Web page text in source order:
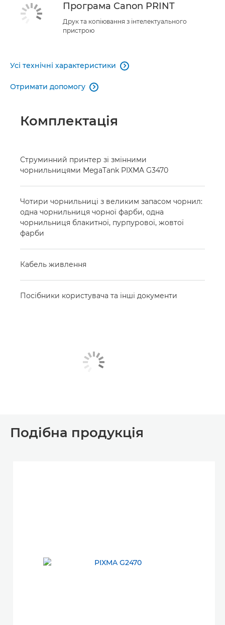
Програма Canon PRINT
Друк та копіювання з інтелектуального
пристрою
Усі технічні характеристики 
Отримати допомогу 
Комплектація
Струминний принтер зі змінними
чорнильницями MegaTank PIXMA G3470
Чотири чорнильниці з великим запасом чорнил:
одна чорнильниця чорної фарби, одна
чорнильниця блакитної, пурпурової, жовтої
фарби
Кабель живлення
Посібники користувача та інші документи
Подібна продукція